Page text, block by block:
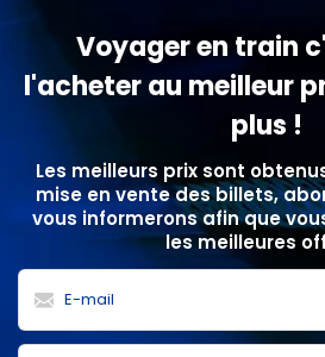
Voyager en train
l'acheter au meilleur
plus !
Les meilleurs prix sont
mise en vente des billets,
vous informerons afin que
les meilleures